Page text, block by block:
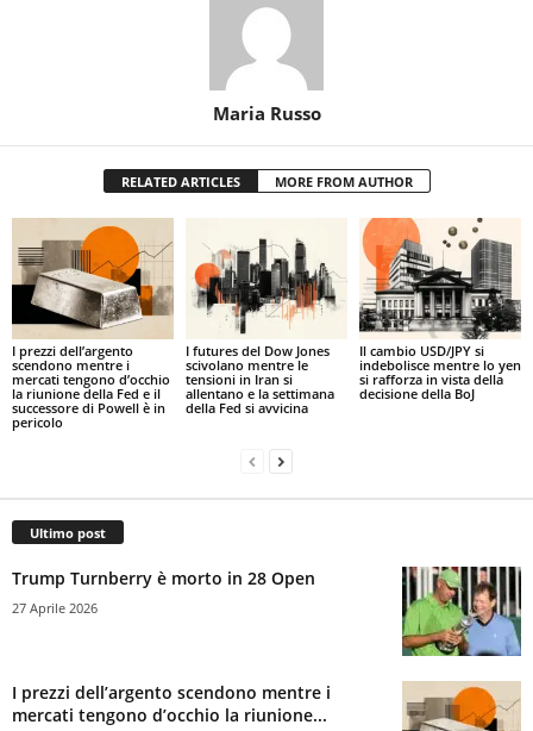
Maria Russo
RELATED ARTICLES MORE FROM AUTHOR
I prezzi dell’argento
scendono mentre i
mercati tengono d’occhio
la riunione della Fed e il
successore di Powell è in
pericolo
I futures del Dow Jones
scivolano mentre le
tensioni in Iran si
allentano e la settimana
della Fed si avvicina
Il cambio USD/JPY si
indebolisce mentre lo yen
si rafforza in vista della
decisione della BoJ
Ultimo post
Trump Turnberry è morto in 28 Open
27 Aprile 2026
I prezzi dell’argento scendono mentre i
mercati tengono d’occhio la riunione...